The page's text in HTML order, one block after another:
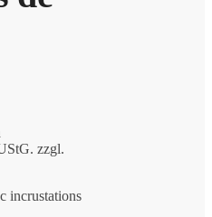
zzgl.
incrustations